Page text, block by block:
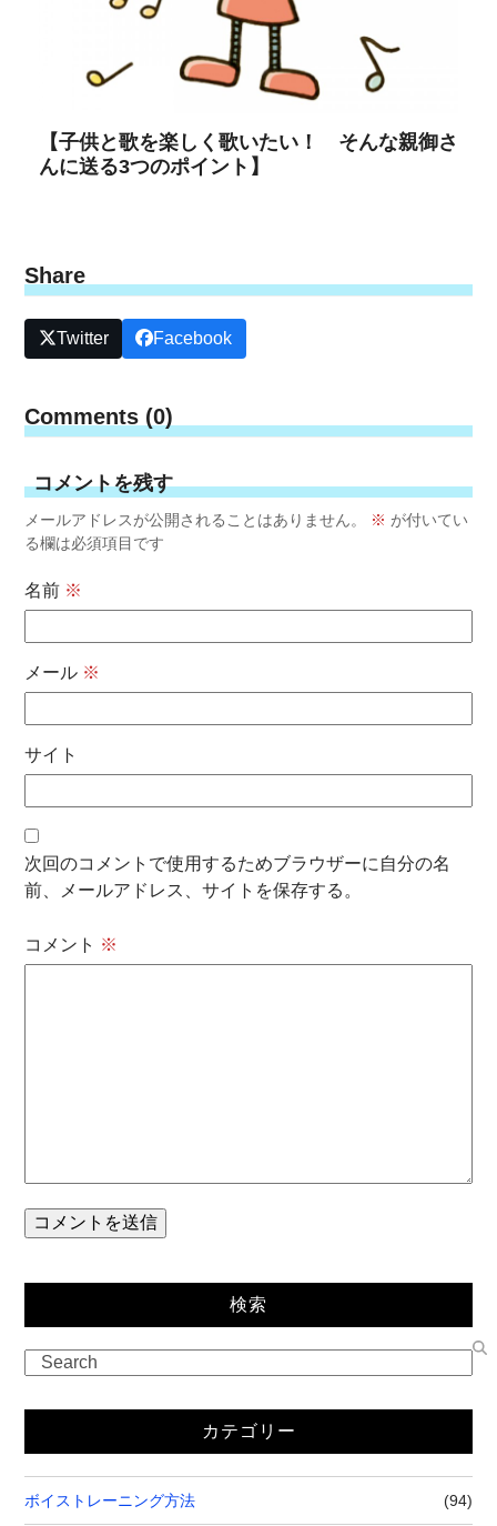
【子供と歌を楽しく歌いたい！ そんな親御さ
んに送る3つのポイント】
Share
Twitter Facebook
Comments (0)
コメントを残す
メールアドレスが公開されることはありません。 ※ が付いてい
る欄は必須項目です
名前 ※
メール ※
サイト
次回のコメントで使用するためブラウザーに自分の名
前、メールアドレス、サイトを保存する。
コメント ※
検索
カテゴリー
ボイストレーニング方法 (94)